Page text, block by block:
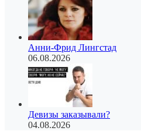
Анни-Фрид Лингстад
06.08.2026
Девизы заказывали?
04.08.2026